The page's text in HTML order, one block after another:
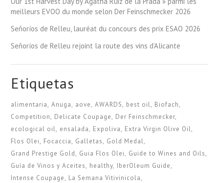
meilleurs EVOO du monde selon Der Feinschmecker 2026
Señoríos de Relleu, lauréat du concours des prix ESAO 2026
Señoríos de Relleu rejoint la route des vins d’Alicante
Etiquetas
alimentaria Anuga aove AWARDS best oil Biofach
Competition Delicate Coupage Der Feinschmecker
ecological oil ensalada Expoliva Extra Virgin Olive Oil
Flos Olei Focaccia Galletas Gold Medal
Grand Prestige Gold Guia Flos Olei Guide to Wines and Oils
Guía de Vinos y Aceites healthy IberOleum Guide
Intense Coupage La Semana Vitivinicola